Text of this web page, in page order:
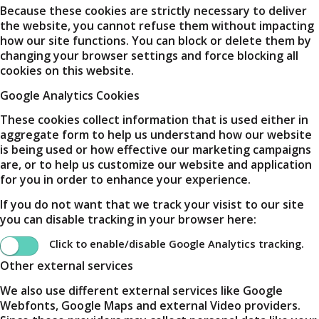
Because these cookies are strictly necessary to deliver
the website, you cannot refuse them without impacting
how our site functions. You can block or delete them by
changing your browser settings and force blocking all
cookies on this website.
Google Analytics Cookies
These cookies collect information that is used either in
aggregate form to help us understand how our website
is being used or how effective our marketing campaigns
are, or to help us customize our website and application
for you in order to enhance your experience.
If you do not want that we track your visist to our site
you can disable tracking in your browser here:
Click to enable/disable Google Analytics tracking.
Other external services
We also use different external services like Google
Webfonts, Google Maps and external Video providers.